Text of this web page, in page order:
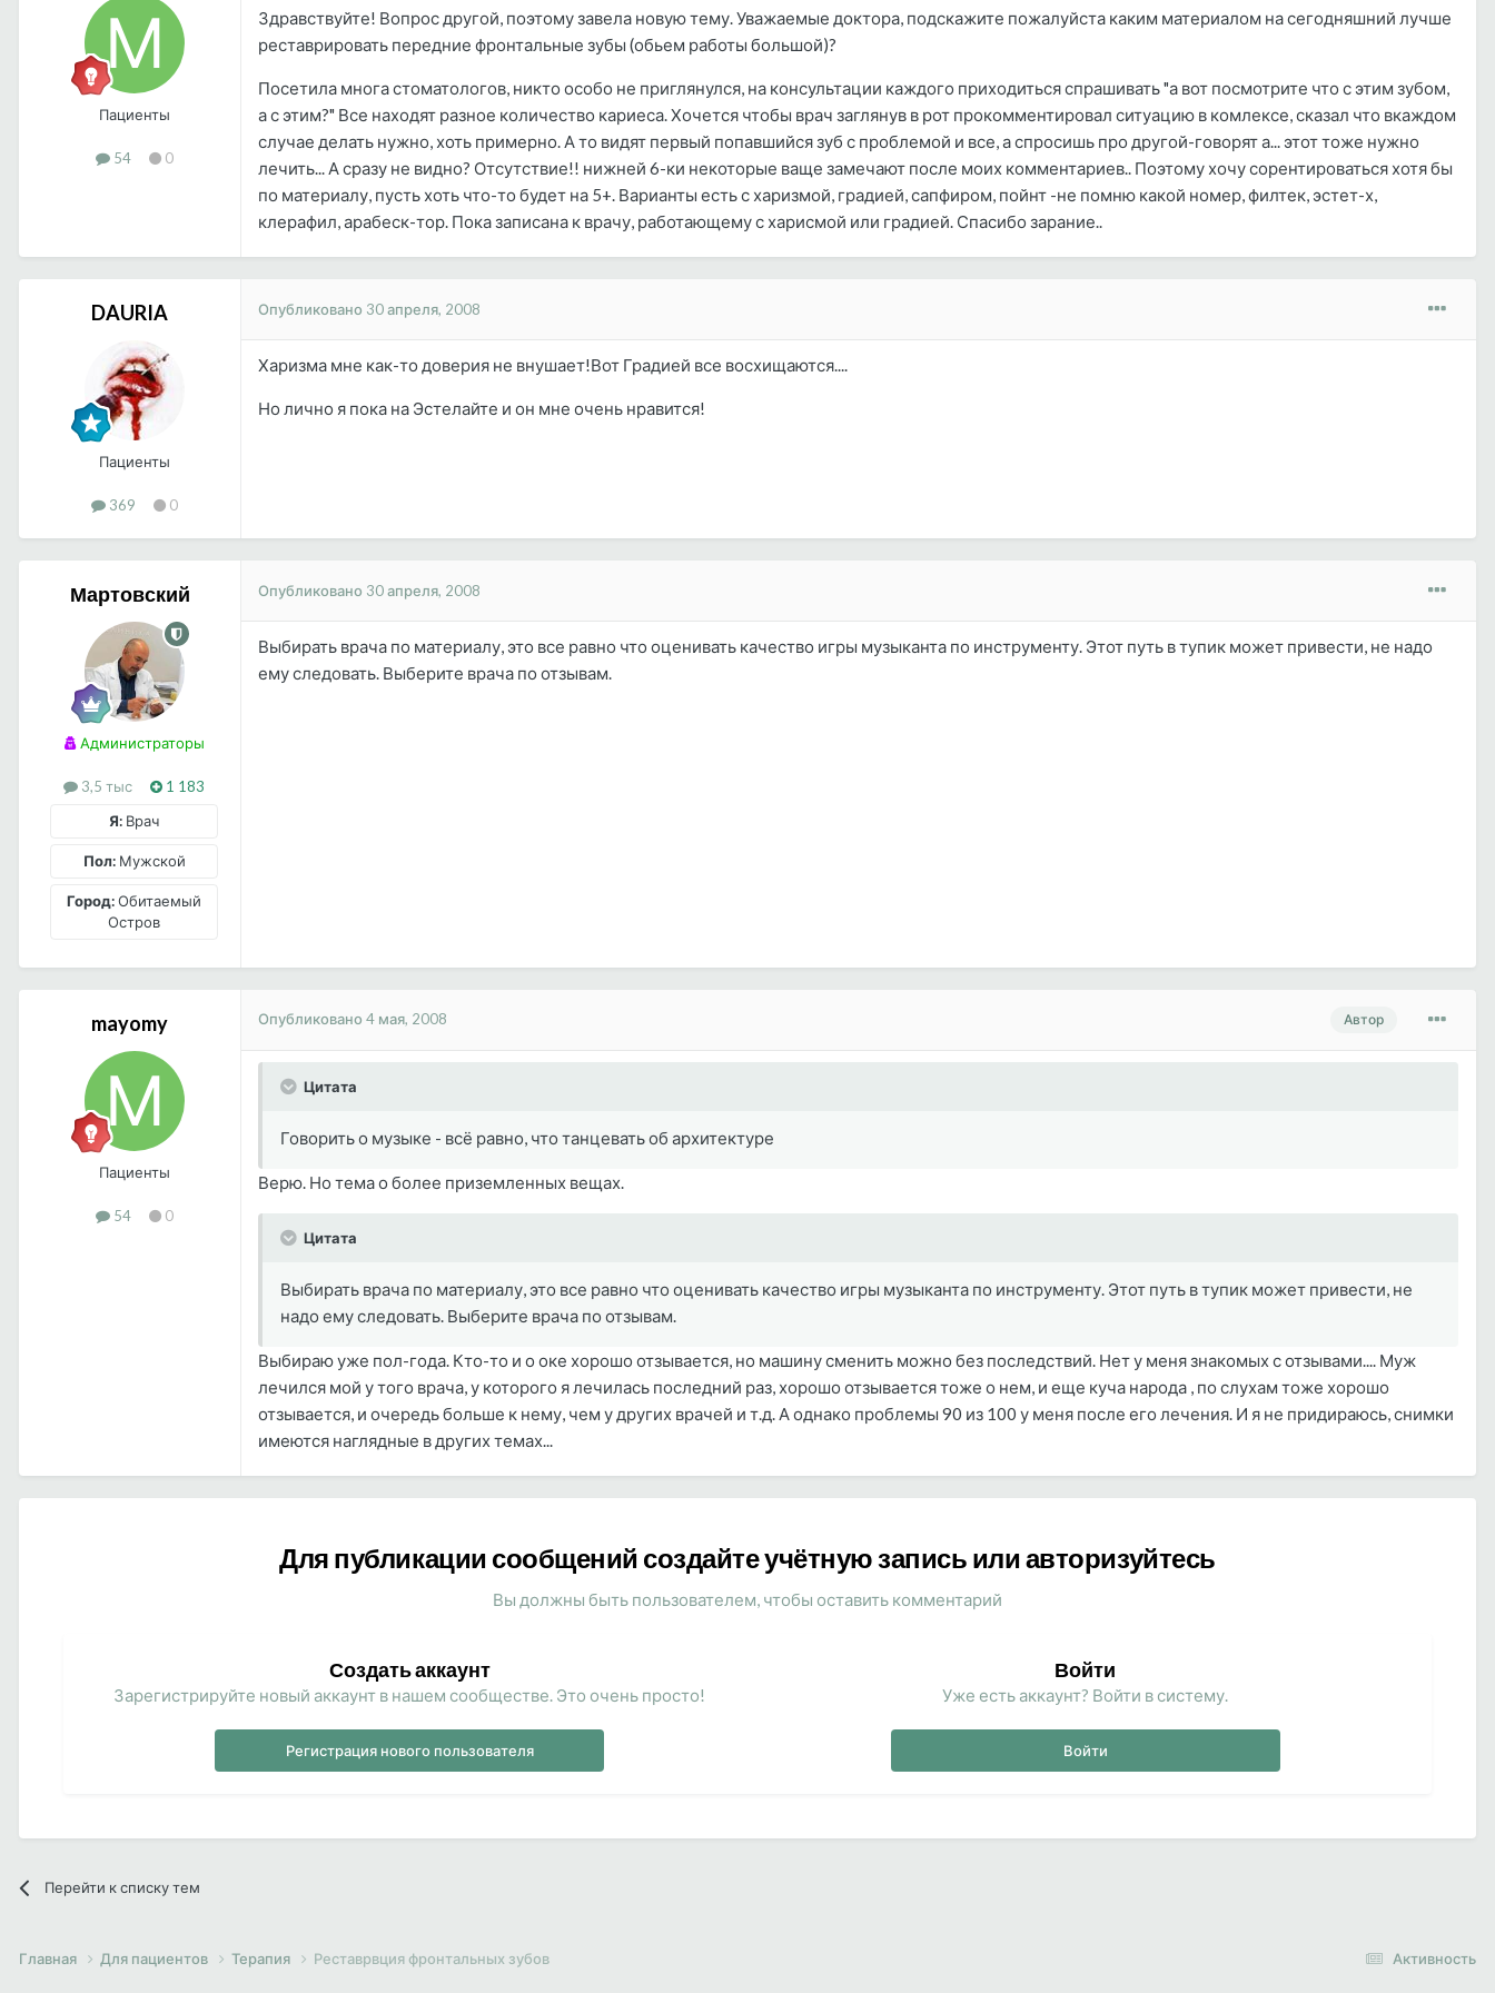
Пациенты
54 0
Здравствуйте! Вопрос другой, поэтому завела новую тему. Уважаемые доктора, подскажите пожалуйста каким материалом на сегодняшний лучше
реставрировать передние фронтальные зубы (обьем работы большой)?
Посетила многа стоматологов, никто особо не приглянулся, на консультации каждого приходиться спрашивать "а вот посмотрите что с этим зубом,
а с этим?" Все находят разное количество кариеса. Хочется чтобы врач заглянув в рот прокомментировал ситуацию в комлексе, сказал что вкаждом
случае делать нужно, хоть примерно. А то видят первый попавшийся зуб с проблемой и все, а спросишь про другой-говорят а... этот тоже нужно
лечить... А сразу не видно? Отсутствие!! нижней 6-ки некоторые ваще замечают после моих комментариев.. Поэтому хочу сорентироваться хотя бы
по материалу, пусть хоть что-то будет на 5+. Варианты есть с харизмой, градией, сапфиром, пойнт -не помню какой номер, филтек, эстет-х,
клерафил, арабеск-тор. Пока записана к врачу, работающему с харисмой или градией. Спасибо зарание..
DAURIA
Пациенты
369 0
Опубликовано 30 апреля, 2008
Харизма мне как-то доверия не внушает!Вот Градией все восхищаются....
Но лично я пока на Эстелайте и он мне очень нравится!
Мартовский
Администраторы
3,5 тыс
1 183
Я: Врач
Пол:Мужской
Город:Обитаемый
Остров
Опубликовано 30 апреля, 2008
Выбирать врача по материалу, это все равно что оценивать качество игры музыканта по инструменту. Этот путь в тупик может привести, не надо
ему следовать. Выберите врача по отзывам.
mayomy
Пациенты
54 0
Автор
Опубликовано 4 мая, 2008
Цитата
Говорить о музыке - всё равно, что танцевать об архитектуре
Верю. Но тема о более приземленных вещах.
Цитата
Выбирать врача по материалу, это все равно что оценивать качество игры музыканта по инструменту. Этот путь в тупик может привести, не
надо ему следовать. Выберите врача по отзывам.
Выбираю уже пол-года. Кто-то и о оке хорошо отзывается, но машину сменить можно без последствий. Нет у меня знакомых с отзывами.... Муж
лечился мой у того врача, у которого я лечилась последний раз, хорошо отзывается тоже о нем, и еще куча народа , по слухам тоже хорошо
отзывается, и очередь больше к нему, чем у других врачей и т.д. А однако проблемы 90 из 100 у меня после его лечения. И я не придираюсь, снимки
имеются наглядные в других темах...
Для публикации сообщений создайте учётную запись или авторизуйтесь
Вы должны быть пользователем, чтобы оставить комментарий
Создать аккаунт
Зарегистрируйте новый аккаунт в нашем сообществе. Это очень просто!
Регистрация нового пользователя
Войти
Уже есть аккаунт? Войти в систему.
Войти
Перейти к списку тем
Активность
Главная Для пациентов Терапия Реставрвция фронтальных зубов